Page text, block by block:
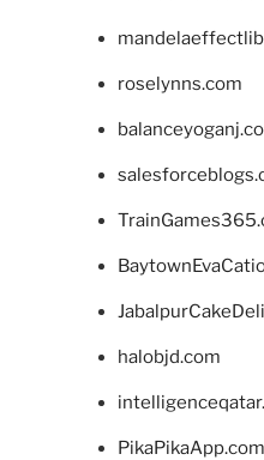
roselynns.com
halobjd.com
PikaPikaApp.com